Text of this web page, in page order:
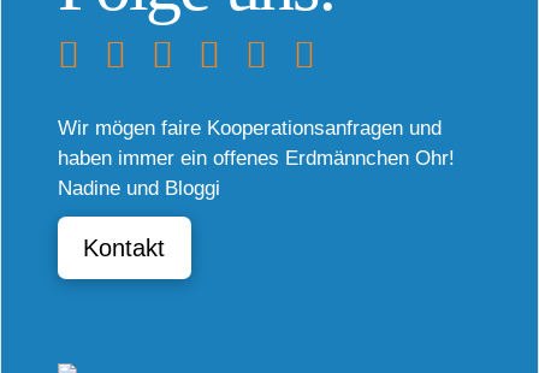
Wir mögen faire Kooperationsanfragen und
haben immer ein offenes Erdmännchen Ohr!
Nadine und Bloggi
Kontakt